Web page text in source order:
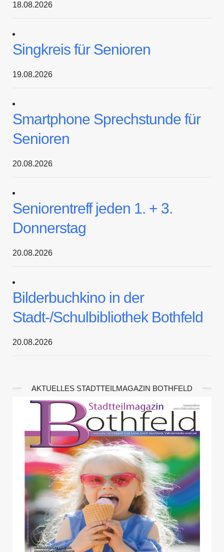
18.08.2026
Singkreis für Senioren
19.08.2026
Smartphone Sprechstunde für
Senioren
20.08.2026
Seniorentreff jeden 1. + 3.
Donnerstag
20.08.2026
Bilderbuchkino in der
Stadt-/Schulbibliothek Bothfeld
20.08.2026
AKTUELLES STADTTEILMAGAZIN BOTHFELD